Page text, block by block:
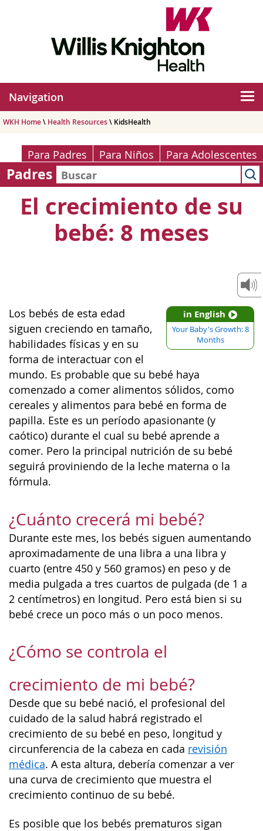
Navigation
WKH Home\ Health Resources\ KidsHealth
Para Padres Para Niños Para Adolescentes
Padres
El crecimiento de su
bebé: 8 meses
in English
Your Baby's Growth: 8
Months
Los bebés de esta edad
siguen creciendo en tamaño,
habilidades físicas y en su
forma de interactuar con el
mundo. Es probable que su bebé haya
comenzado a comer alimentos sólidos, como
cereales y alimentos para bebé en forma de
papilla. Este es un período apasionante (y
caótico) durante el cual su bebé aprende a
comer. Pero la principal nutrición de su bebé
seguirá proviniendo de la leche materna o la
fórmula.
¿Cuánto crecerá mi bebé?
Durante este mes, los bebés siguen aumentando
aproximadamente de una libra a una libra y
cuarto (entre 450 y 560 gramos) en peso y de
media pulgada a tres cuartos de pulgada (de 1 a
2 centímetros) en longitud. Pero está bien si su
bebé crece un poco más o un poco menos.
¿Cómo se controla el
crecimiento de mi bebé?
Desde que su bebé nació, el profesional del
cuidado de la salud habrá registrado el
crecimiento de su bebé en peso, longitud y
circunferencia de la cabeza en cada revisión
médica. A esta altura, debería comenzar a ver
una curva de crecimiento que muestra el
crecimiento continuo de su bebé.
Es posible que los bebés prematuros sigan